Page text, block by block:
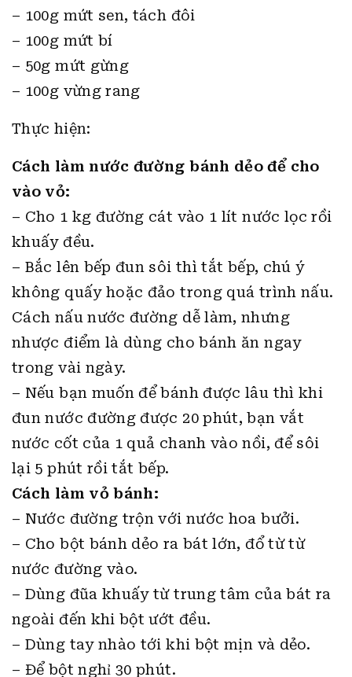
– 100g mứt sen, tách đôi
– 100g mứt bí
– 50g mứt gừng
– 100g vừng rang
Thực hiện:
Cách làm nước đường bánh dẻo để cho
vào vỏ:
– Cho 1 kg đường cát vào 1 lít nước lọc rồi
khuấy đều.
– Bắc lên bếp đun sôi thì tắt bếp, chú ý
không quấy hoặc đảo trong quá trình nấu.
Cách nấu nước đường dễ làm, nhưng
nhược điểm là dùng cho bánh ăn ngay
trong vài ngày.
– Nếu bạn muốn để bánh được lâu thì khi
đun nước đường được 20 phút, bạn vắt
nước cốt của 1 quả chanh vào nồi, để sôi
lại 5 phút rồi tắt bếp.
Cách làm vỏ bánh:
– Nước đường trộn với nước hoa bưởi.
– Cho bột bánh dẻo ra bát lớn, đổ từ từ
nước đường vào.
– Dùng đũa khuấy từ trung tâm của bát ra
ngoài đến khi bột ướt đều.
– Dùng tay nhào tới khi bột mịn và dẻo.
– Để bột nghỉ 30 phút.